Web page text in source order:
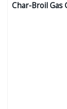
Char-Broil Gas